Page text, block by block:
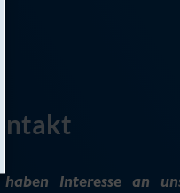
Interesse an